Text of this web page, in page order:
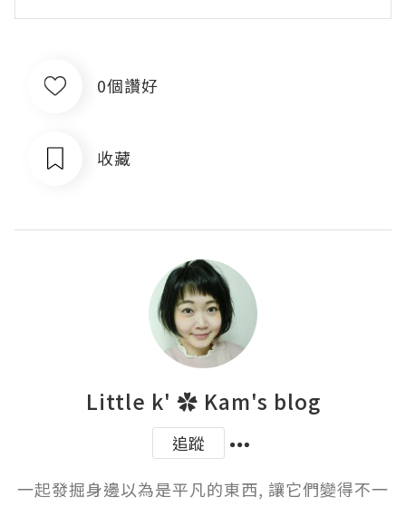
0個讚好
收藏
Little k' ✿ Kam's blog
追蹤
一起發掘身邊以為是平凡的東西, 讓它們變得不一